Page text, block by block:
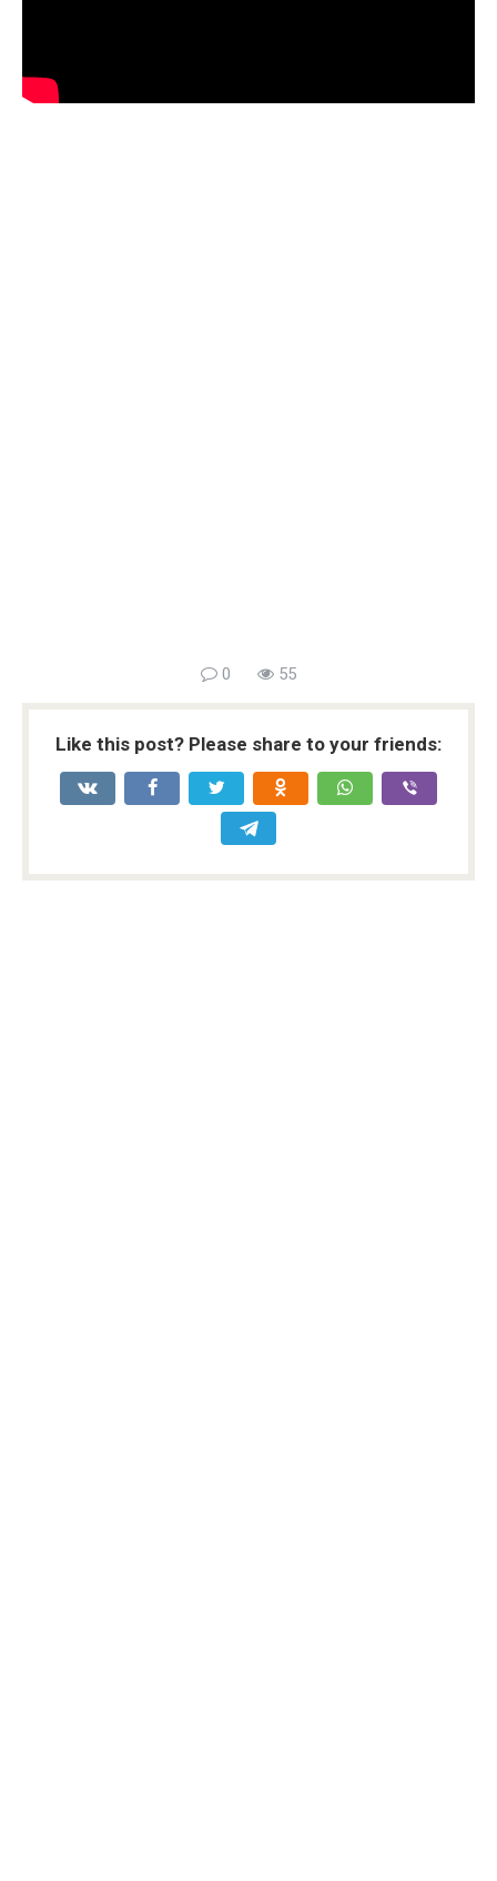
0 55
Like this post? Please share to your friends: